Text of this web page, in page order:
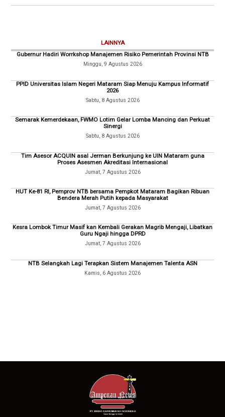
LAINNYA
Gubernur Hadiri Worrkshop Manajemen Risiko Pemerintah Provinsi NTB
Minggu, 9 Agustus 2026
PPID Universitas Islam Negeri Mataram Siap Menuju Kampus Informatif
2026
Sabtu, 8 Agustus 2026
Semarak Kemerdekaan, FWMO Lotim Gelar Lomba Mancing dan Perkuat
Sinergi
Sabtu, 8 Agustus 2026
Tim Asesor ACQUIN asal Jerman Berkunjung ke UIN Mataram guna
Proses Asesmen Akreditasi Internasional
Jumat, 7 Agustus 2026
HUT Ke-81 RI, Pemprov NTB bersama Pempkot Mataram Bagikan Ribuan
Bendera Merah Putih kepada Masyarakat
Jumat, 7 Agustus 2026
Kesra Lombok Timur Masif kan Kembali Gerakan Magrib Mengaji, Libatkan
Guru Ngaji hingga DPRD
Jumat, 7 Agustus 2026
NTB Selangkah Lagi Terapkan Sistem Manajemen Talenta ASN
Kamis, 6 Agustus 2026